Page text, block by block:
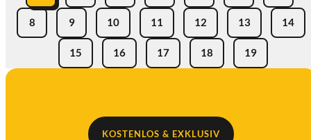
8 9 10 11 12 13 14
15 16 17 18 19
KOSTENLOS & EXKLUSIV